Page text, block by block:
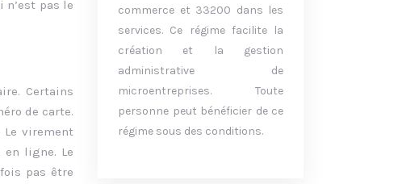
pas le
Certains
de carte.
virement
ligne. Le
pas être
commerce et 33200 dans les
services. Ce régime facilite la
création et la gestion
administrative de
microentreprises. Toute
personne peut bénéficier de ce
régime sous des conditions.